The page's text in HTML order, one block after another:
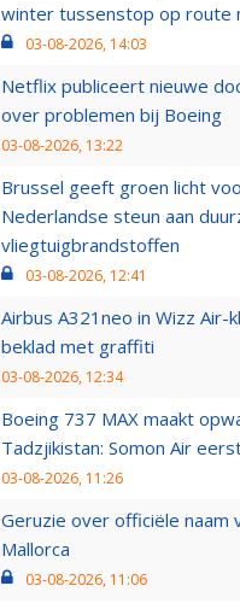
winter tussenstop op route
03-08-2026, 14:03
Netflix publiceert nieuwe
over problemen bij Boeing
03-08-2026, 13:22
Brussel geeft groen licht
Nederlandse steun aan
vliegtuigbrandstoffen
03-08-2026, 12:41
Airbus A321neo in Wizz Air-
beklad met graffiti
03-08-2026, 12:34
Boeing 737 MAX maakt
Tadzjikistan: Somon Air
03-08-2026, 11:26
Geruzie over officiële naam
Mallorca
03-08-2026, 11:06